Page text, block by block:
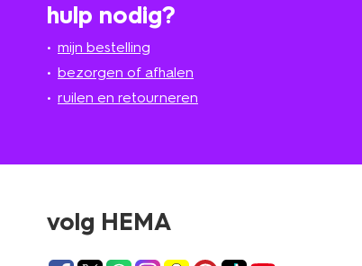
hulp nodig?
mijn bestelling
bezorgen of afhalen
ruilen en retourneren
volg HEMA